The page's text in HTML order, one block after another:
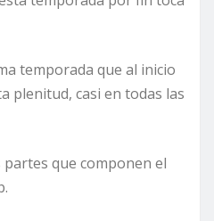
temporada que al inicio
plenitud, casi en todas las
que componen el